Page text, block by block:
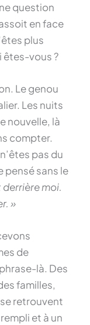
question
en face
plus
êtes-vous ?
Le genou
Les nuits
nouvelle, là
compter.
pas du
pensé sans le
derrière moi.
»
de
là. Des
familles,
retrouvent
et à un